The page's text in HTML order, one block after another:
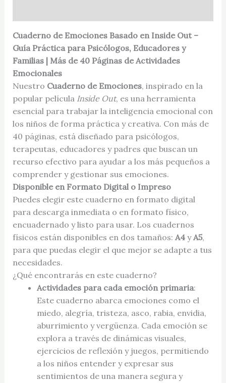
Cuaderno de Emociones Basado en Inside Out –
Guía Práctica para Psicólogos, Educadores y
Familias | Más de 40 Páginas de Actividades
Emocionales
Nuestro Cuaderno de Emociones, inspirado en la
popular película Inside Out, es una herramienta
esencial para trabajar la inteligencia emocional con
los niños de forma práctica y creativa. Con más de
40 páginas, está diseñado para psicólogos,
terapeutas, educadores y padres que buscan un
recurso efectivo para ayudar a los más pequeños a
comprender y gestionar sus emociones.
Disponible en Formato Digital o Impreso
Puedes elegir este cuaderno en formato digital
para descarga inmediata o en formato físico,
encuadernado y listo para usar. Los cuadernos
físicos están disponibles en dos tamaños: A4yA5,
para que puedas elegir el que mejor se adapte a tus
necesidades.
¿Qué encontrarás en este cuaderno?
Actividades para cada emoción primaria:
Este cuaderno abarca emociones como el
miedo, alegría, tristeza, asco, rabia, envidia,
aburrimiento y vergüenza. Cada emoción se
explora a través de dinámicas visuales,
ejercicios de reflexión y juegos, permitiendo
a los niños entender y expresar sus
sentimientos de una manera segura y